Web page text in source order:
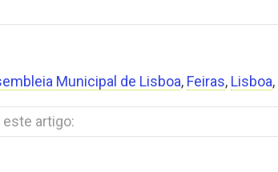
Municipal de Lisboa, Feiras, Lisboa,
este artigo: